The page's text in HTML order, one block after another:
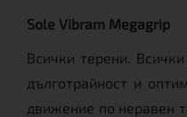
Sole Vibram Megagrip
Всички терени.
дълготрайност и
движение по неравен